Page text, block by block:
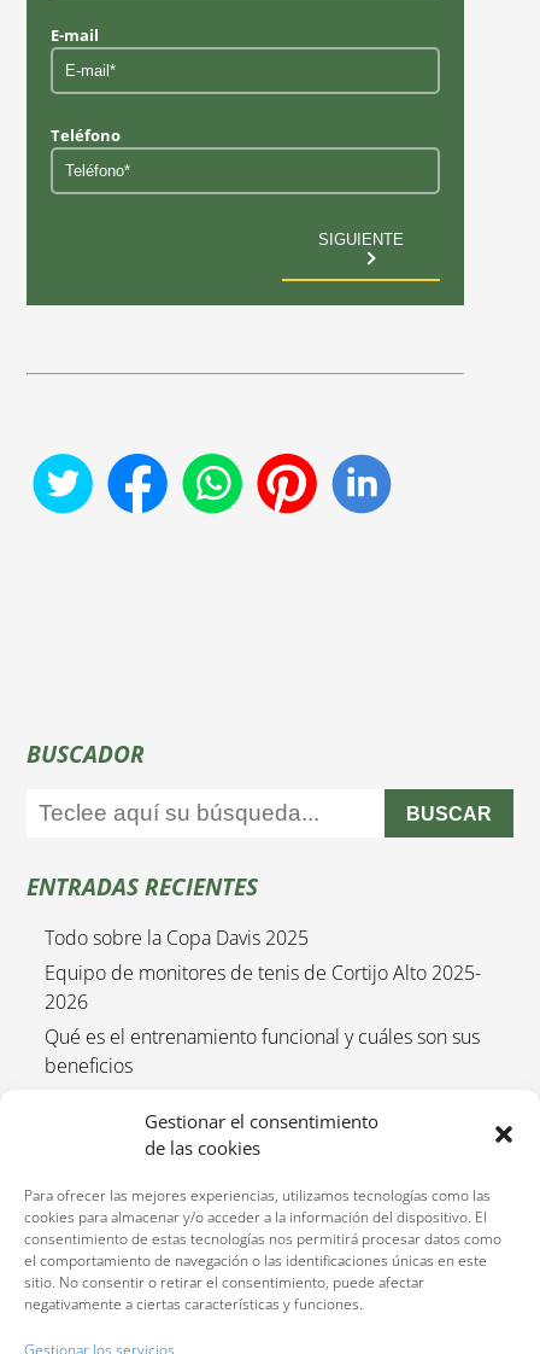
Gestionar el consentimiento
de las cookies
Para ofrecer las mejores experiencias, utilizamos tecnologías como las
cookies para almacenar y/o acceder a la información del dispositivo. El
consentimiento de estas tecnologías nos permitirá procesar datos como
el comportamiento de navegación o las identificaciones únicas en este
sitio. No consentir o retirar el consentimiento, puede afectar
negativamente a ciertas características y funciones.
Gestionar los servicios
E-mail
Teléfono
BUSCADOR
BUSCAR
ENTRADAS RECIENTES
Todo sobre la Copa Davis 2025
Equipo de monitores de tenis de Cortijo Alto 2025-
2026
Qué es el entrenamiento funcional y cuáles son sus
beneficios
Entrenamiento funcional para niños 2025-2026